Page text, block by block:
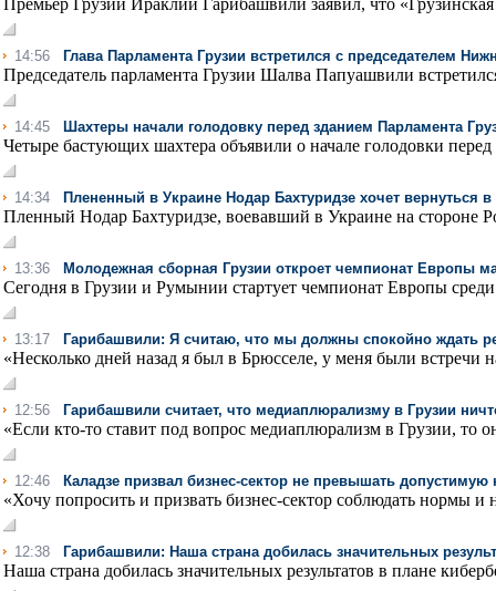
Премьер Грузии Ираклий Гарибашвили заявил, что
14:56 Глава Парламента Грузии встретился с председателем
Председатель парламента Грузии Шалва Папуашвили
14:45 Шахтеры начали голодовку перед зданием Парламента
Четыре бастующих шахтера объявили о начале голодовки
14:34 Плененный в Украине Нодар Бахтуридзе хочет вернуться
Пленный Нодар Бахтуридзе, воевавший в Украине на стороне
13:36 Молодежная сборная Грузии откроет чемпионат Европы
Сегодня в Грузии и Румынии стартует чемпионат Европы
13:17 Гарибашвили: Я считаю, что мы должны спокойно ждать
«Несколько дней назад я был в Брюсселе, у меня были встречи
12:56 Гарибашвили считает, что медиаплюрализму в Грузии
«Если кто-то ставит под вопрос медиаплюрализм в Грузии, то
12:46 Каладзе призвал бизнес-сектор не превышать
«Хочу попросить и призвать бизнес-сектор соблюдать нормы
12:38 Гарибашвили: Наша страна добилась значительных
Наша страна добилась значительных результатов в плане